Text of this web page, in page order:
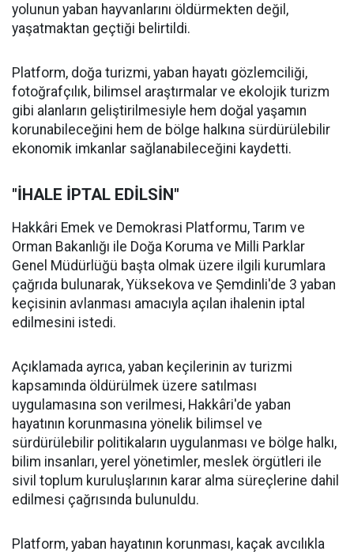
yolunun yaban hayvanlarını öldürmekten değil,
yaşatmaktan geçtiği belirtildi.
Platform, doğa turizmi, yaban hayatı gözlemciliği,
fotoğrafçılık, bilimsel araştırmalar ve ekolojik turizm
gibi alanların geliştirilmesiyle hem doğal yaşamın
korunabileceğini hem de bölge halkına sürdürülebilir
ekonomik imkanlar sağlanabileceğini kaydetti.
"İHALE İPTAL EDİLSİN"
Hakkâri Emek ve Demokrasi Platformu, Tarım ve
Orman Bakanlığı ile Doğa Koruma ve Milli Parklar
Genel Müdürlüğü başta olmak üzere ilgili kurumlara
çağrıda bulunarak, Yüksekova ve Şemdinli'de 3 yaban
keçisinin avlanması amacıyla açılan ihalenin iptal
edilmesini istedi.
Açıklamada ayrıca, yaban keçilerinin av turizmi
kapsamında öldürülmek üzere satılması
uygulamasına son verilmesi, Hakkâri'de yaban
hayatının korunmasına yönelik bilimsel ve
sürdürülebilir politikaların uygulanması ve bölge halkı,
bilim insanları, yerel yönetimler, meslek örgütleri ile
sivil toplum kuruluşlarının karar alma süreçlerine dahil
edilmesi çağrısında bulunuldu.
Platform, yaban hayatının korunması, kaçak avcılıkla